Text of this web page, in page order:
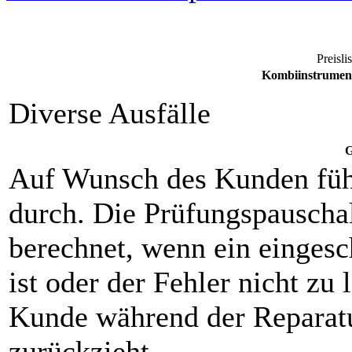
Diverse Ausfälle
Auf Wunsch des Kunden
durch. Die
berechnet, wenn ein
ist oder der Fehler nicht zu
Kunde während der